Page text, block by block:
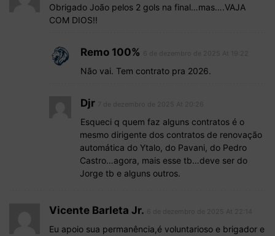
Obrigado João pelos 2 gols na final…mas….VAJA
COM DIOS!!
Remo 100%
Não vai. Tem contrato pra 2026.
Djr
Esqueci q quem faz alguns contratos é o
mesmo dirigente dos contratos de renovação
automática do Ytalo, do Pavani, do Pedro
Castro…agora, mais esse tb…deve ser do
Jorge tb e alguns outros.
Vicente Barleta Jr.
Eu apoio sua permanência,é voluntarioso e brigador e